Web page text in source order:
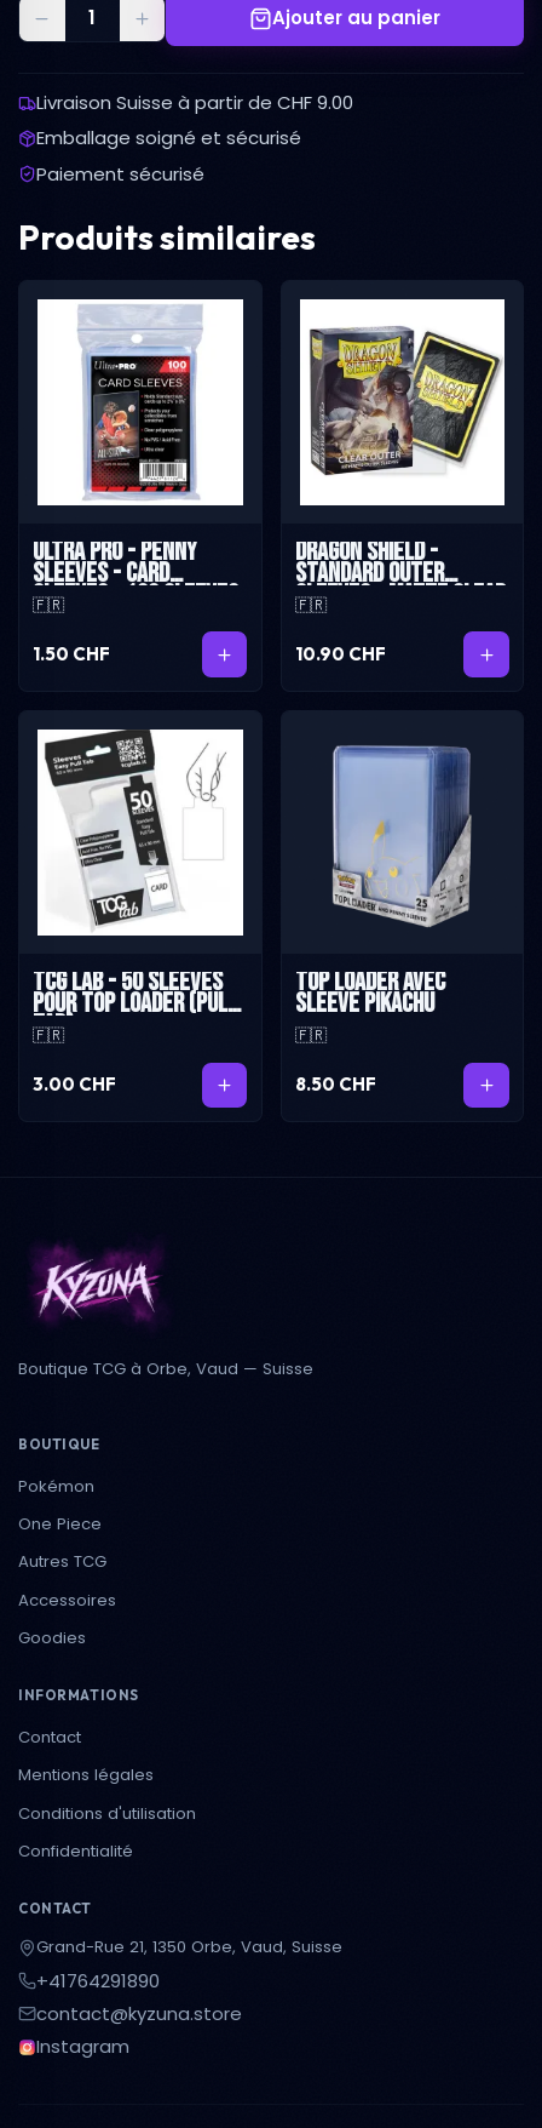
Ajouter au panier
Livraison Suisse à partir de CHF 9.00
Emballage soigné et sécurisé
Paiement sécurisé
Produits similaires
Ultra Pro - Penny
sleeves - Card
Sleeves - 100 sleeves
🇫🇷
1.50 CHF
Dragon Shield -
Standard Outer
Sleeves - Matte Clear
(100 Sleeves)
🇫🇷
10.90 CHF
TCG Lab - 50 sleeves
pour top loader (pull
tab)
🇫🇷
3.00 CHF
Top loader avec
sleeve Pikachu
🇫🇷
8.50 CHF
Boutique TCG à Orbe, Vaud — Suisse
BOUTIQUE
Pokémon
One Piece
Autres TCG
Accessoires
Goodies
INFORMATIONS
Contact
Mentions légales
Conditions d'utilisation
Confidentialité
CONTACT
Grand-Rue 21, 1350 Orbe, Vaud, Suisse
+41764291890
contact@kyzuna.store
Instagram